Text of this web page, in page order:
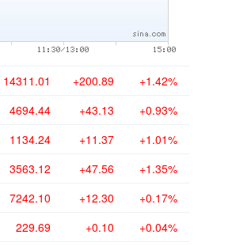
14311.01 +200.89 +1.42%
4694.44 +43.13 +0.93%
1134.24 +11.37 +1.01%
3563.12 +47.56 +1.35%
7242.10 +12.30 +0.17%
229.69 +0.10 +0.04%